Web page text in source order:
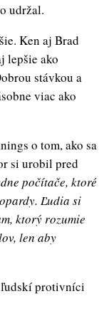
udržal.
Ken aj Brad
lepšie ako
stávkou a
viac ako
o tom, ako sa
si urobil pred
počítače, ktoré
Ľudia si
ktorý rozumie
len aby
protivníci